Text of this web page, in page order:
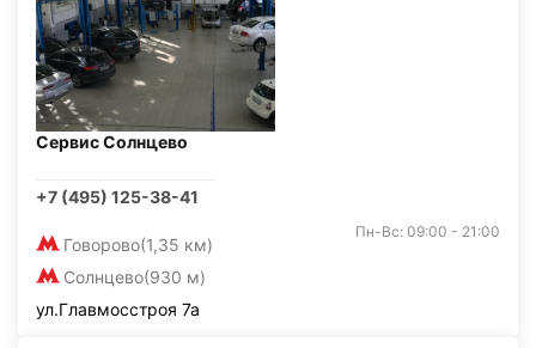
Сервис Солнцево
+7 (495) 125-38-41
Говорово(1,35 км)
Солнцево(930 м)
Пн-Вс: 09:00 - 21:00
ул.Главмосстроя 7а